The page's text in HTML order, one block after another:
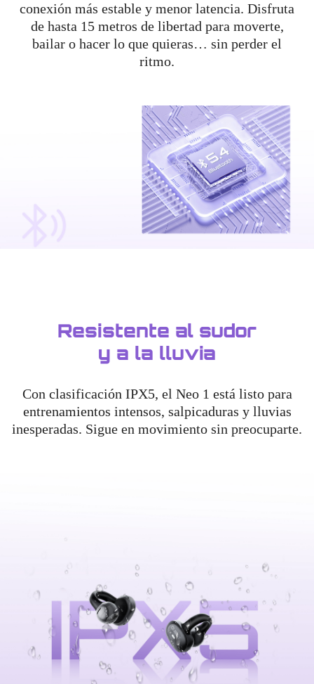
conexión más estable y menor latencia. Disfruta
de hasta 15 metros de libertad para moverte,
bailar o hacer lo que quieras… sin perder el
ritmo.
Resistente al sudor
y a la lluvia
Con clasificación IPX5, el Neo 1 está listo para
entrenamientos intensos, salpicaduras y lluvias
inesperadas. Sigue en movimiento sin preocuparte.